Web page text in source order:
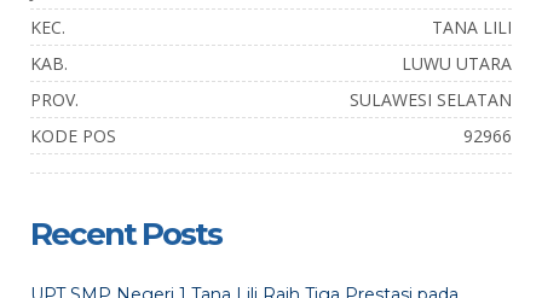
KEC.
TANA LILI
KAB.
LUWU UTARA
PROV.
SULAWESI SELATAN
KODE POS
92966
Recent Posts